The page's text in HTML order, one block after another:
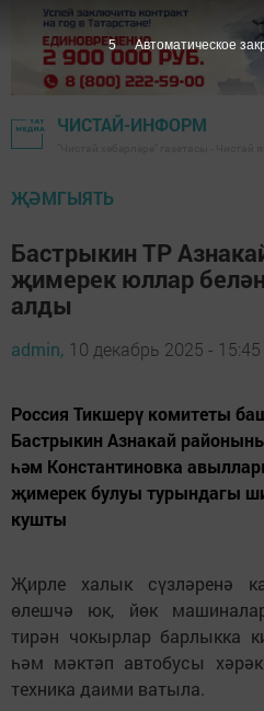
ЧИСТАЙ-ИНФОРМ
ҖӘМГЫЯТЬ
Бастрыкин ТР
җимерек юллар
алды
admin, 10 декабрь 2025 - 15:45
Россия Тикшерү комитеты
Бастрыкин Азнакай
һәм Константиновка
җимерек булуы турындагы
кушты
Җирле халык сүзләренә
өлешчә юк, йөк
тирән чокырлар барлыкка
һәм мәктәп автобусы
техника даими ватыла.
4 Автоматическое